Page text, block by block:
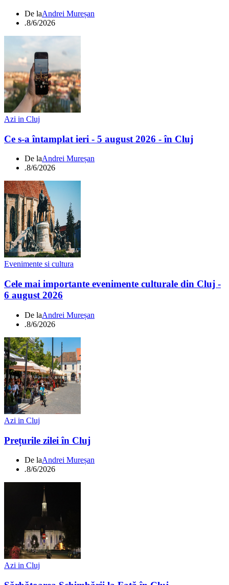
De laAndrei Mureșan
.8/6/2026
Azi in Cluj
Ce s-a întamplat ieri - 5 august 2026 - în Cluj
De laAndrei Mureșan
.8/6/2026
Evenimente si cultura
Cele mai importante evenimente culturale din Cluj -
6 august 2026
De laAndrei Mureșan
.8/6/2026
Azi in Cluj
Prețurile zilei în Cluj
De laAndrei Mureșan
.8/6/2026
Azi in Cluj